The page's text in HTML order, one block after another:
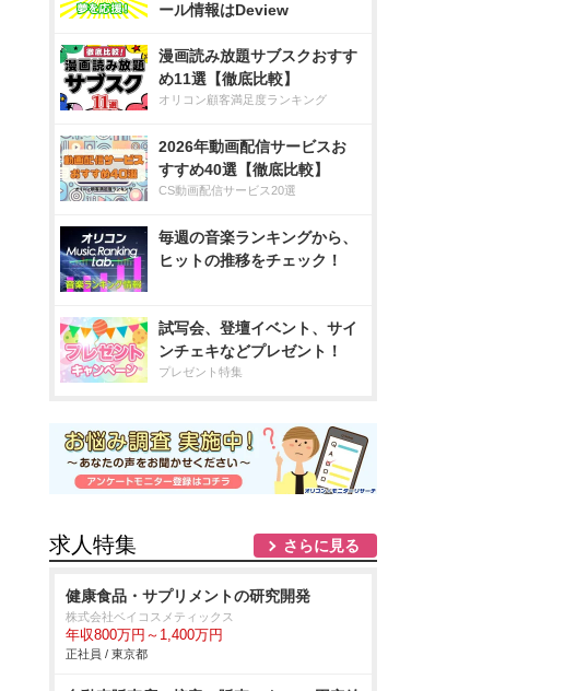
ール情報はDeview
漫画読み放題サブスクおすす
め11選【徹底比較】
オリコン顧客満足度ランキング
2026年動画配信サービスお
すすめ40選【徹底比較】
CS動画配信サービス20選
毎週の音楽ランキングから、
ヒットの推移をチェック！
試写会、登壇イベント、サイ
ンチェキなどプレゼント！
プレゼント特集
求人特集 さらに見る
健康食品・サプリメントの研究開発
株式会社ベイコスメティックス
年収800万円～1,400万円
正社員 / 東京都